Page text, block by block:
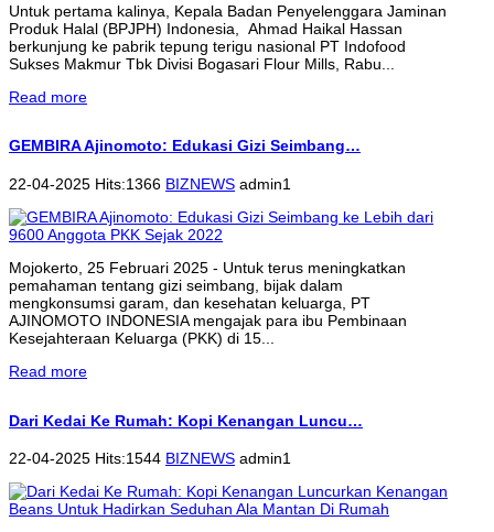
Untuk pertama kalinya, Kepala Badan Penyelenggara Jaminan
Produk Halal (BPJPH) Indonesia, Ahmad Haikal Hassan
berkunjung ke pabrik tepung terigu nasional PT Indofood
Sukses Makmur Tbk Divisi Bogasari Flour Mills, Rabu...
Read more
GEMBIRA Ajinomoto: Edukasi Gizi Seimbang…
22-04-2025 Hits:1366 BIZNEWS admin1
Mojokerto, 25 Februari 2025 - Untuk terus meningkatkan
pemahaman tentang gizi seimbang, bijak dalam
mengkonsumsi garam, dan kesehatan keluarga, PT
AJINOMOTO INDONESIA mengajak para ibu Pembinaan
Kesejahteraan Keluarga (PKK) di 15...
Read more
Dari Kedai Ke Rumah: Kopi Kenangan Luncu…
22-04-2025 Hits:1544 BIZNEWS admin1